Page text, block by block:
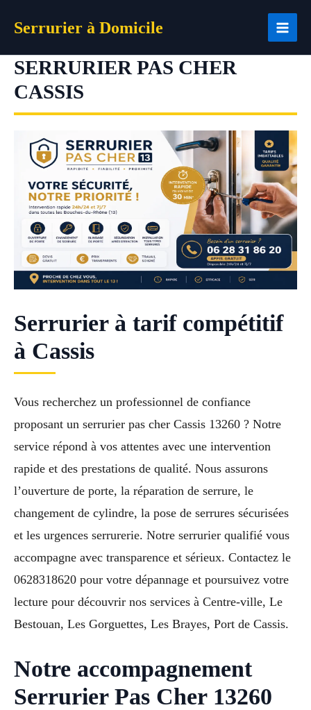
Serrurier à Domicile
SERRURIER PAS CHER
CASSIS
Serrurier à tarif compétitif
à Cassis
Vous recherchez un professionnel de confiance
proposant un serrurier pas cher Cassis 13260 ? Notre
service répond à vos attentes avec une intervention
rapide et des prestations de qualité. Nous assurons
l’ouverture de porte, la réparation de serrure, le
changement de cylindre, la pose de serrures sécurisées
et les urgences serrurerie. Notre serrurier qualifié vous
accompagne avec transparence et sérieux. Contactez le
0628318620 pour votre dépannage et poursuivez votre
lecture pour découvrir nos services à Centre-ville, Le
Bestouan, Les Gorguettes, Les Brayes, Port de Cassis.
Notre accompagnement
Serrurier Pas Cher 13260